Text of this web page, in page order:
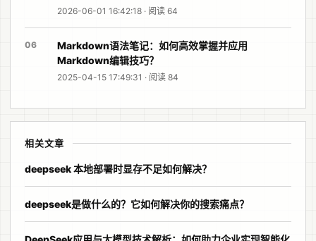
2026-06-01 16:42:18 · 阅读 64
06
Markdown语法笔记：如何高效掌握并应用
Markdown编辑技巧？
2025-04-15 17:49:31 · 阅读 84
相关文章
deepseek 本地部署时显存不足如何解决？
deepseek是做什么的？它如何解决你的搜索痛点？